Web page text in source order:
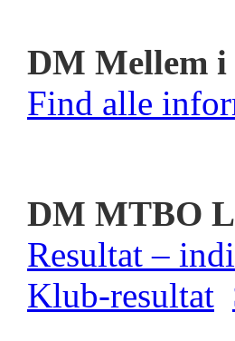
DM Mellem
Find alle
DM MTBO
Resultat –
Klub-resultat